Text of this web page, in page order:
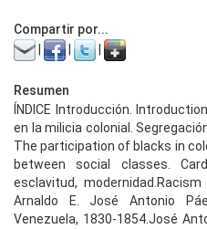
Compartir por...
Resumen
ÍNDICE Introducción.
en la milicia colonial.
The participation of blacks in
between social classes.
esclavitud,
Arnaldo E. José Antonio
Venezuela, 1830-1854.José